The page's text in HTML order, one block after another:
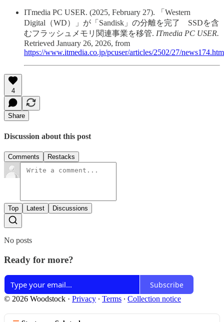
ITmedia PC USER. (2025, February 27). 「Western
Digital（WD）」が「Sandisk」の分離を完了 SSDを含
むフラッシュメモリ関連事業を移管. ITmedia PC USER.
Retrieved January 26, 2026, from
https://www.itmedia.co.jp/pcuser/articles/2502/27/
4
Share
Discussion about this post
Comments Restacks
Top Latest Discussions
No posts
Ready for more?
Subscribe
© 2026 Woodstock · Privacy ∙ Terms ∙ Collection notice